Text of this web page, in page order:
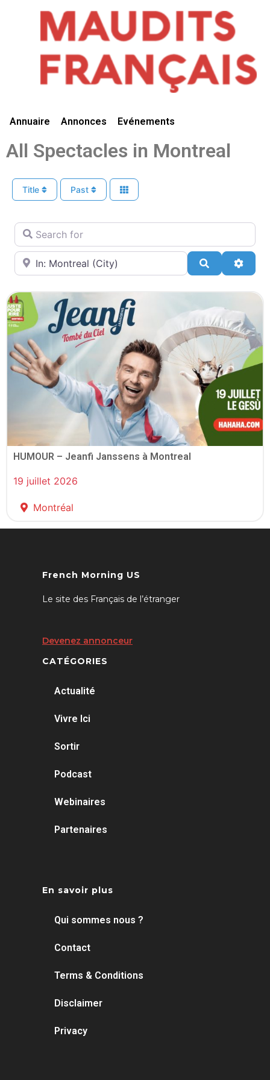
Annuaire Annonces Evénements
All Spectacles in Montreal
Title Past
Search for
Near
Search
HUMOUR – Jeanfi Janssens à Montreal
19 juillet 2026
Montréal
French Morning US
Le site des Français de l’étranger
Devenez annonceur
CATÉGORIES
Actualité
Vivre Ici
Sortir
Podcast
Webinaires
Partenaires
En savoir plus
Qui sommes nous ?
Contact
Terms & Conditions
Disclaimer
Privacy